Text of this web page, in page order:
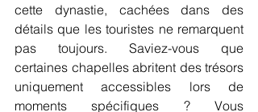
cette dynastie, cachées dans des
détails que les touristes ne remarquent
pas toujours. Saviez-vous que
certaines chapelles abritent des trésors
uniquement accessibles lors de
moments spécifiques ? Vous